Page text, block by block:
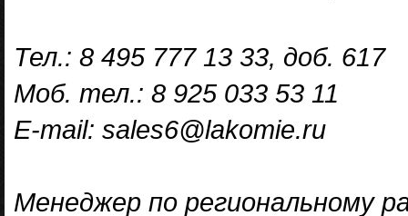
Тел.: 8 495 777 13 33, доб. 617
Моб. тел.: 8 925 033 53 11
E-mail: sales6@lakomie.ru
Менеджер по региональному